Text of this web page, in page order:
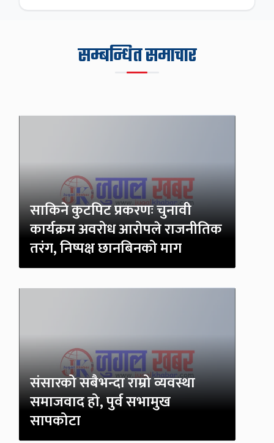
सम्बन्धित समाचार
साकिने कुटपिट प्रकरणः चुनावी
कार्यक्रम अवरोध आरोपले राजनीतिक
तरंग, निष्पक्ष छानबिनको माग
संसारको सबैभन्दा राम्रो व्यवस्था
समाजवाद हो, पुर्व सभामुख
सापकोटा